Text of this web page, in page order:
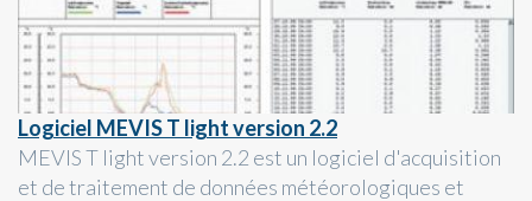
Logiciel MEVIS T light version 2.2
MEVIS T light version 2.2 est un logiciel d'acquisition
et de traitement de données météorologiques et